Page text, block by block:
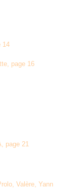
14
page 16
page 21
Valère, Yann